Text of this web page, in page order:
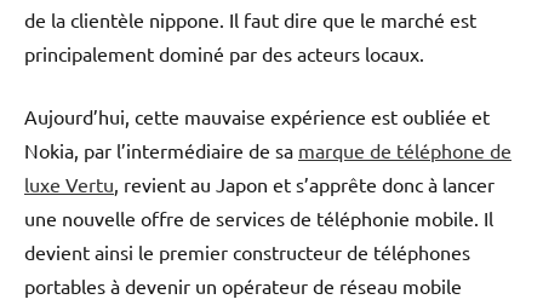
de la clientèle nippone. Il faut dire que le marché est
principalement dominé par des acteurs locaux.
Aujourd’hui, cette mauvaise expérience est oubliée et
Nokia, par l’intermédiaire de sa marque de téléphone de
luxe Vertu , revient au Japon et s’apprête donc à lancer
une nouvelle offre de services de téléphonie mobile. Il
devient ainsi le premier constructeur de téléphones
portables à devenir un opérateur de réseau mobile